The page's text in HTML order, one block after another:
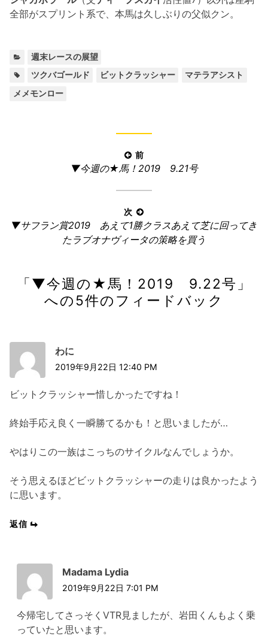
全部がスプリント系で、本馬は久しぶりの父似クン。
ゴ
週末レースの展望
ツクバゴールド ビットクラッシャー マテラアシスト
メメモンロー
ゲ
ョ
ン
前
前
▼今週の★馬！2019 9.21号
次
次
▼サフラン賞2019 あえて1勝クラスあえて芝に回ってき
たラブオナヴィータの策略を買う
「▼今週の★馬！2019 9.22号 」
への5件のフィードバック
わに
2019年9月22日 12:40 PM
ビットクラッシャー惜しかったですね！
終始手応え良く一瞬勝てるかも！と思いましたが…
やはりこの一族はこっちのサイクルなんでしょうか。
そう思えるほどビットクラッシャーの走りは良かったよう
に思います。
返信
Madama Lydia
2019年9月22日 7:01 PM
今帰宅してさっそくVTR見ましたが、岩田くんもよく乗
っていたと思います。